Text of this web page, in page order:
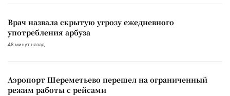
Врач назвала скрытую угрозу ежедневного
употребления арбуза
48 минут назад
Аэропорт Шереметьево перешел на ограниченный
режим работы с рейсами